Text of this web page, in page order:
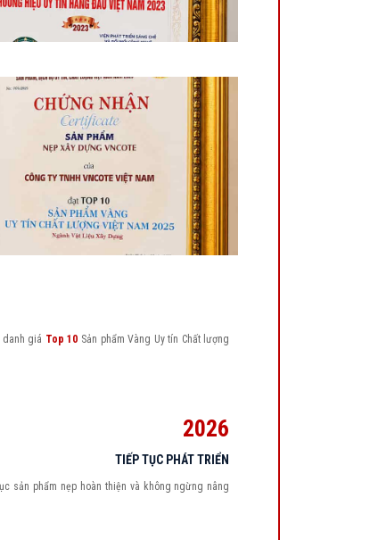
giá Top 10 Sản phẩm Vàng Uy tín Chất lượng
2026
TIẾP TỤC PHÁT TRIỂN
sản phẩm nẹp hoàn thiện và không ngừng nâng